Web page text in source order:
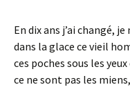
En dix ans j’ai changé,
dans la glace ce vieil
ces poches sous les
ce ne sont pas les